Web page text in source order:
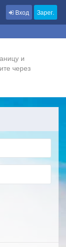
Вход Зарег.
и
через